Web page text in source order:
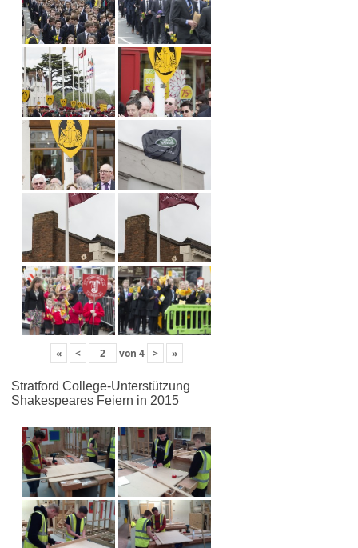
« < von 4 > »
Stratford College-Unterstützung
Shakespeares Feiern in 2015